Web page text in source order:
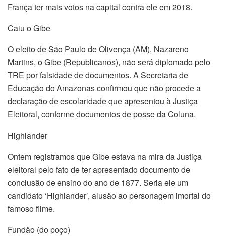
França ter mais votos na capital contra ele em 2018.
Caiu o Gibe
O eleito de São Paulo de Olivença (AM), Nazareno
Martins, o Gibe (Republicanos), não será diplomado pelo
TRE por falsidade de documentos. A Secretaria de
Educação do Amazonas confirmou que não procede a
declaração de escolaridade que apresentou à Justiça
Eleitoral, conforme documentos de posse da Coluna.
Highlander
Ontem registramos que Gibe estava na mira da Justiça
eleitoral pelo fato de ter apresentado documento de
conclusão de ensino do ano de 1877. Seria ele um
candidato ‘Highlander’, alusão ao personagem imortal do
famoso filme.
Fundão (do poço)